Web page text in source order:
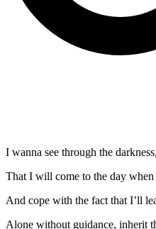
I wanna see through the
That I will come to the day when
And cope with the fact that I’ll
Alone without guidance, inherit